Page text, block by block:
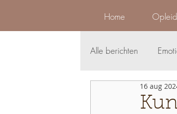
Alle berichten
16 aug
Home